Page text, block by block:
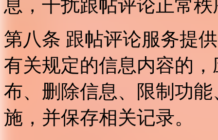
息，干扰跟帖评论正常
第八条 跟帖评论服务提
有关规定的信息内容的
布、删除信息、限制功
施，并保存相关记录。